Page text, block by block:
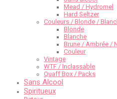
Mead / Hydromel
Hard Seltzer
Couleurs / Blonde /
Blonde
Blanche
Brune / Ambrée /
Couleur
Vintage
WTF / Inclassable
Quaff Box / Packs
Sans Alcool
Spiritueux